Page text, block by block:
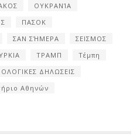
ΟΥΚΡΑΝΊΑ
ΠΑΣΟΚ
ΣΑΝ ΣΉΜΕΡΑ
ΣΕΙΣΜΟΣ
ΤΡΑΜΠ
Τέμπη
ΔΗΛΩΣΕΙΣ
Αθηνών